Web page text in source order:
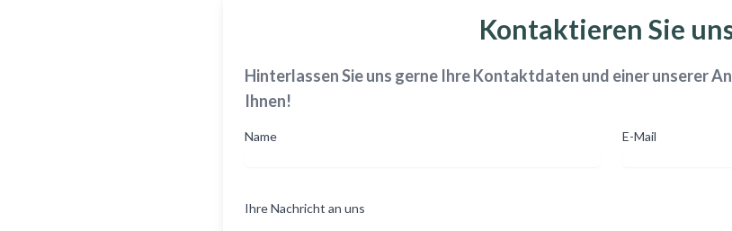
Kontaktieren Sie
Hinterlassen Sie uns gerne Ihre Kontaktdaten und einer unserer
Ihnen!
Name E-Mail
Ihre Nachricht an uns